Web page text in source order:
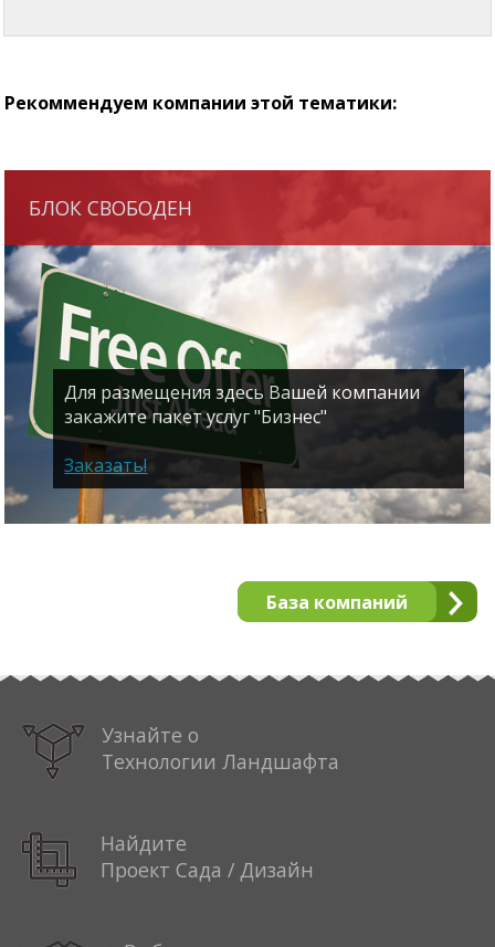
Рекоммендуем компании этой тематики:
БЛОК СВОБОДЕН
Для размещения здесь Вашей компании
закажите пакет услуг "Бизнес"
Заказать!
База компаний
Узнайте о
Технологии Ландшафта
Найдите
Проект Сада / Дизайн